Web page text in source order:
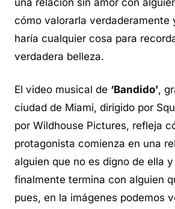
cómo valorarla verdaderamente
haría cualquier cosa para
verdadera belleza.
El video musical de ‘Bandido’,
ciudad de Miami, dirigido por
por Wildhouse Pictures, refleja
protagonista comienza en una
alguien que no es digno de ella
finalmente termina con alguien
pues, en la imágenes podemos